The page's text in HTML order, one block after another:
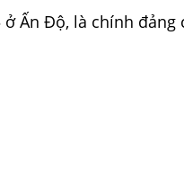
Ấn Độ, là chính đảng